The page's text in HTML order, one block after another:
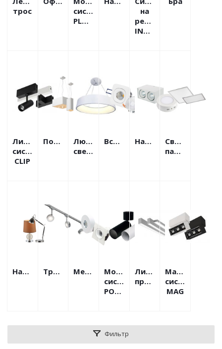
трос
система
PLURIO
на
ремнях
INBELT
Линейная
система
CLIP
Подвесные
Люстры
светодиодные
Встраиваемые Накладные
панели
Настольные Трековые Мебельные
Модульная
система
POLO
Линейные
профильные
Магнитная
система
MAG
Фильтр